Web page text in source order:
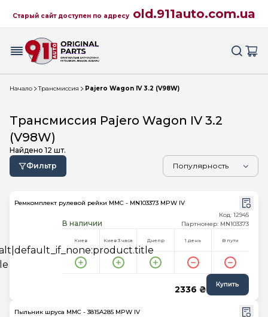
Старый сайт доступен по адресу old.911auto.com.ua
Начало Трансмиссия Pajero Wagon IV 3.2 (V98W)
Трансмиссия Pajero Wagon IV 3.2
(V98W)
Найдено 12 шт.
Фильтр
Ремкомплект рулевой рейки MMC - MN103373 MPW IV
В наличии
Код: 12945
Партномер: MN103373
Киев Киев 3 часа Днепр 1 день В пути
2336 ₴ Купить
Пыльник шруса MMC - 3815A285 MPW IV